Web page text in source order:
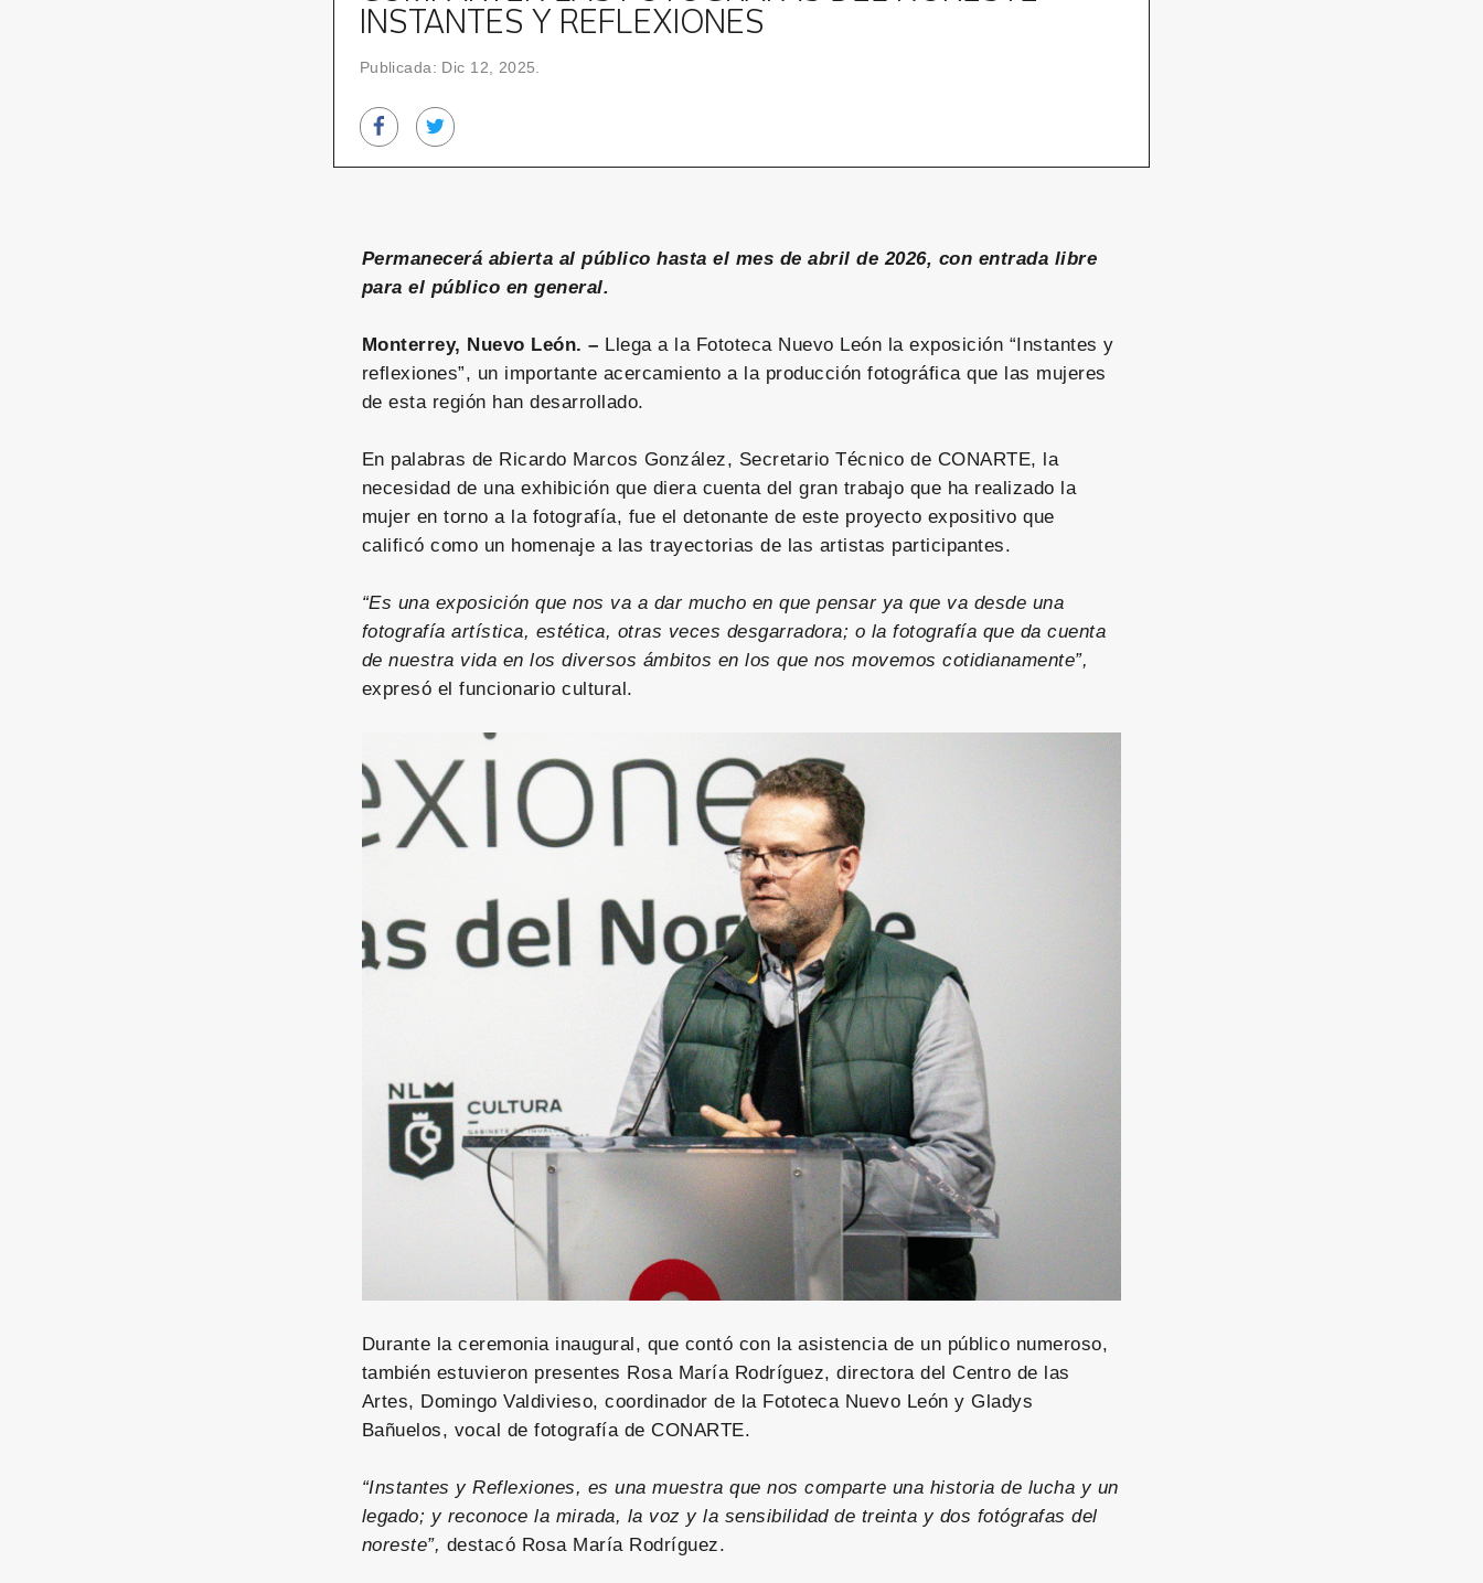
INSTANTES Y REFLEXIONES
Publicada: Dic 12, 2025.
Permanecerá abierta al público hasta el mes de abril de 2026, con entrada libre
para el público en general.
Monterrey, Nuevo León. – Llega a la Fototeca Nuevo León la exposición “Instantes y
reflexiones”, un importante acercamiento a la producción fotográfica que las mujeres
de esta región han desarrollado.
En palabras de Ricardo Marcos González, Secretario Técnico de CONARTE, la
necesidad de una exhibición que diera cuenta del gran trabajo que ha realizado la
mujer en torno a la fotografía, fue el detonante de este proyecto expositivo que
calificó como un homenaje a las trayectorias de las artistas participantes.
“Es una exposición que nos va a dar mucho en que pensar ya que va desde una
fotografía artística, estética, otras veces desgarradora; o la fotografía que da cuenta
de nuestra vida en los diversos ámbitos en los que nos movemos cotidianamente”,
expresó el funcionario cultural.
Durante la ceremonia inaugural, que contó con la asistencia de un público numeroso,
también estuvieron presentes Rosa María Rodríguez, directora del Centro de las
Artes, Domingo Valdivieso, coordinador de la Fototeca Nuevo León y Gladys
Bañuelos, vocal de fotografía de CONARTE.
“Instantes y Reflexiones, es una muestra que nos comparte una historia de lucha y un
legado; y reconoce la mirada, la voz y la sensibilidad de treinta y dos fotógrafas del
noreste”, destacó Rosa María Rodríguez.